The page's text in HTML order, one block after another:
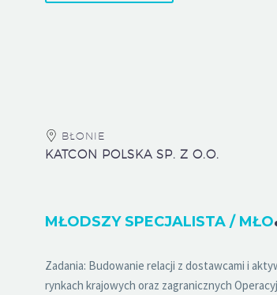
BŁONIE
KATCON POLSKA SP. Z O.O.
Zadania: Budowanie relacji z dostawcami i
rynkach krajowych oraz zagranicznych